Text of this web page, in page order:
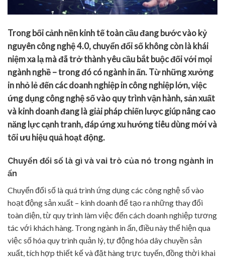
Trong bối cảnh nền kinh tế toàn cầu đang bước vào kỷ
nguyên công nghệ 4.0, chuyển đổi số không còn là khái
niệm xa lạ mà đã trở thành yêu cầu bắt buộc đối với mọi
ngành nghề – trong đó có ngành in ấn. Từ những xưởng
in nhỏ lẻ đến các doanh nghiệp in công nghiệp lớn, việc
ứng dụng công nghệ số vào quy trình vận hành, sản xuất
và kinh doanh đang là giải pháp chiến lược giúp nâng cao
năng lực cạnh tranh, đáp ứng xu hướng tiêu dùng mới và
tối ưu hiệu quả hoạt động.
Chuyển đổi số là gì và vai trò của nó trong ngành in
ấn
Chuyển đổi số là quá trình ứng dụng các công nghệ số vào
hoạt động sản xuất – kinh doanh để tạo ra những thay đổi
toàn diện, từ quy trình làm việc đến cách doanh nghiệp tương
tác với khách hàng. Trong ngành in ấn, điều này thể hiện qua
việc số hóa quy trình quản lý, tự động hóa dây chuyền sản
xuất, tích hợp thiết kế và đặt hàng trực tuyến, đồng thời khai